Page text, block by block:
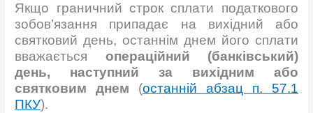
Якщо граничний строк сплати податкового
зобов’язання припадає на вихідний або
святковий день, останнім днем його сплати
вважається операційний (банківський)
день, наступний за вихідним або
святковим днем (останній абзац п. 57.1
ПКУ).